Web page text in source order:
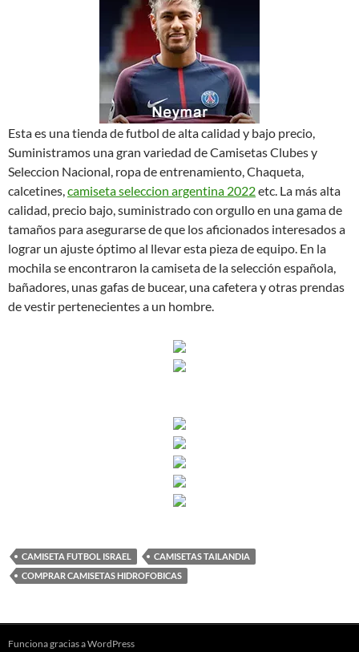
Esta es una tienda de futbol de alta calidad y bajo precio,
Suministramos una gran variedad de Camisetas Clubes y
Seleccion Nacional, ropa de entrenamiento, Chaqueta,
calcetines,camiseta seleccion argentina 2022etc. La más alta
calidad, precio bajo, suministrado con orgullo en una gama de
tamaños para asegurarse de que los aficionados interesados a
lograr un ajuste óptimo al llevar esta pieza de equipo. En la
mochila se encontraron la camiseta de la selección española,
bañadores, unas gafas de bucear, una cafetera y otras prendas
de vestir pertenecientes a un hombre.
CAMISETA FUTBOL ISRAEL
CAMISETAS TAILANDIA
COMPRAR CAMISETAS HIDROFOBICAS
Funciona gracias a WordPress